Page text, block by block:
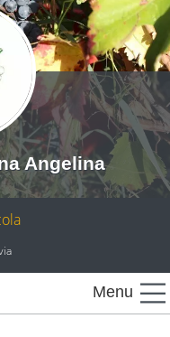
Angelina
Menu